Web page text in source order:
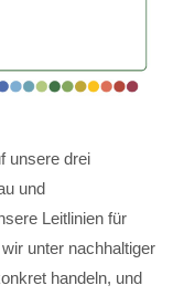
unsere drei
und
Leitlinien für
unter nachhaltiger
handeln, und